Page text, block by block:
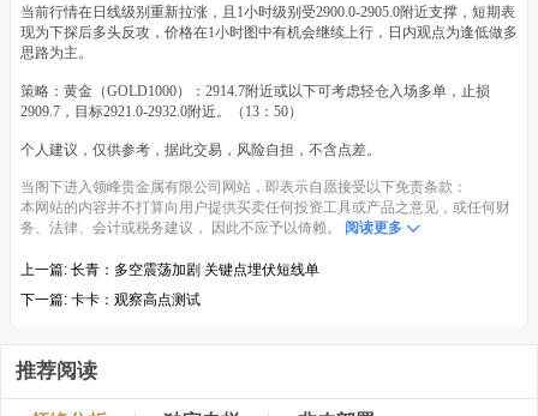
当前行情在日线级别重新拉涨，且1小时级别受2900.0-2905.0附近支撑，短期表
现为下探后多头反攻，价格在1小时图中有机会继续上行，日内观点为逢低做多
思路为主。
策略：黄金（GOLD1000）：2914.7附近或以下可考虑轻仓入场多单，止损
2909.7，目标2921.0-2932.0附近。（13：50）
个人建议，仅供参考，据此交易，风险自担，不含点差。
当阁下进入领峰贵金属有限公司网站，即表示自愿接受以下免责条款：
本网站的内容并不打算向用户提供买卖任何投资工具或产品之意见，或任何财
务、法律、会计或税务建议， 因此不应予以倚赖。
阅读更多
上一篇: 长青：多空震荡加剧 关键点埋伏短线单
下一篇: 卡卡：观察高点测试
推荐阅读